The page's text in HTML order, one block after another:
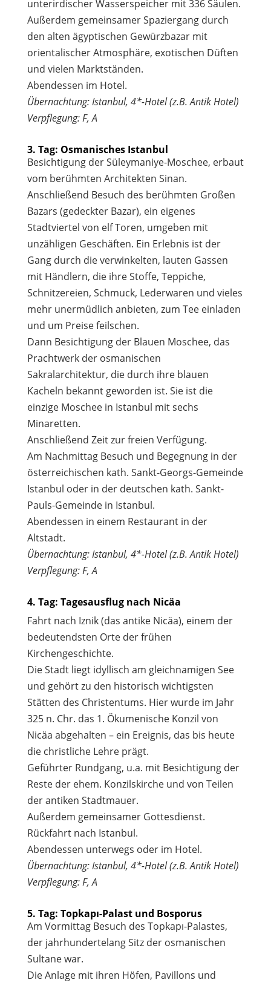
unterirdischer Wasserspeicher mit 336 Säulen.
Außerdem gemeinsamer Spaziergang durch
den alten ägyptischen Gewürzbazar mit
orientalischer Atmosphäre, exotischen Düften
und vielen Marktständen.
Abendessen im Hotel.
Übernachtung: Istanbul, 4*-Hotel (z.B. Antik Hotel)
Verpflegung: F, A
3. Tag: Osmanisches Istanbul
Besichtigung der Süleymaniye-Moschee, erbaut
vom berühmten Architekten Sinan.
Anschließend Besuch des berühmten Großen
Bazars (gedeckter Bazar), ein eigenes
Stadtviertel von elf Toren, umgeben mit
unzähligen Geschäften. Ein Erlebnis ist der
Gang durch die verwinkelten, lauten Gassen
mit Händlern, die ihre Stoffe, Teppiche,
Schnitzereien, Schmuck, Lederwaren und vieles
mehr unermüdlich anbieten, zum Tee einladen
und um Preise feilschen.
Dann Besichtigung der Blauen Moschee, das
Prachtwerk der osmanischen
Sakralarchitektur, die durch ihre blauen
Kacheln bekannt geworden ist. Sie ist die
einzige Moschee in Istanbul mit sechs
Minaretten.
Anschließend Zeit zur freien Verfügung.
Am Nachmittag Besuch und Begegnung in der
österreichischen kath. Sankt-Georgs-Gemeinde
Istanbul oder in der deutschen kath. Sankt-
Pauls-Gemeinde in Istanbul.
Abendessen in einem Restaurant in der
Altstadt.
Übernachtung: Istanbul, 4*-Hotel (z.B. Antik Hotel)
Verpflegung: F, A
4. Tag: Tagesausflug nach Nicäa
Fahrt nach Iznik (das antike Nicäa), einem der
bedeutendsten Orte der frühen
Kirchengeschichte.
Die Stadt liegt idyllisch am gleichnamigen See
und gehört zu den historisch wichtigsten
Stätten des Christentums. Hier wurde im Jahr
325 n. Chr. das 1. Ökumenische Konzil von
Nicäa abgehalten – ein Ereignis, das bis heute
die christliche Lehre prägt.
Geführter Rundgang, u.a. mit Besichtigung der
Reste der ehem. Konzilskirche und von Teilen
der antiken Stadtmauer.
Außerdem gemeinsamer Gottesdienst.
Rückfahrt nach Istanbul.
Abendessen unterwegs oder im Hotel.
Übernachtung: Istanbul, 4*-Hotel (z.B. Antik Hotel)
Verpflegung: F, A
5. Tag: Topkapı-Palast und Bosporus
Am Vormittag Besuch des Topkapı-Palastes,
der jahrhundertelang Sitz der osmanischen
Sultane war.
Die Anlage mit ihren Höfen, Pavillons und